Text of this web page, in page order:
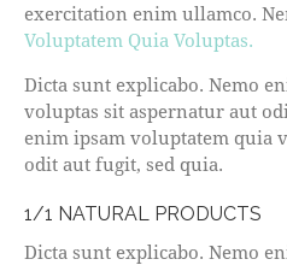
exercitation enim ullamco.
Voluptatem Quia Voluptas.
Dicta sunt explicabo. Nemo
voluptas sit aspernatur aut
enim ipsam voluptatem quia
odit aut fugit, sed quia.
1/1 NATURAL PRODUCTS
Dicta sunt explicabo. Nemo